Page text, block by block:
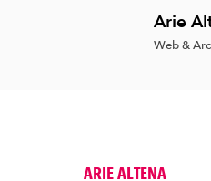
Arie
Web &
ARIE ALTENA